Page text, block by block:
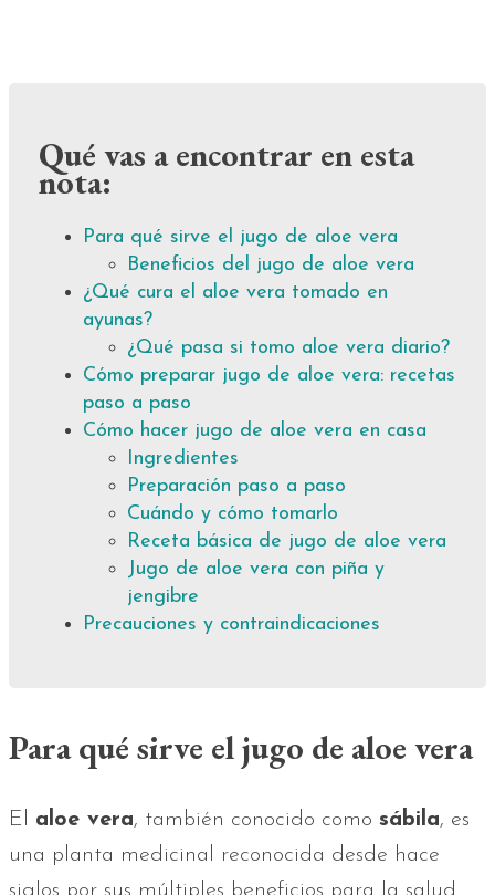
Qué vas a encontrar en esta
nota:
Para qué sirve el jugo de aloe vera
Beneficios del jugo de aloe vera
¿Qué cura el aloe vera tomado en
ayunas?
¿Qué pasa si tomo aloe vera diario?
Cómo preparar jugo de aloe vera: recetas
paso a paso
Cómo hacer jugo de aloe vera en casa
Ingredientes
Preparación paso a paso
Cuándo y cómo tomarlo
Receta básica de jugo de aloe vera
Jugo de aloe vera con piña y
jengibre
Precauciones y contraindicaciones
Para qué sirve el jugo de aloe vera
El aloe vera, también conocido como sábila, es
una planta medicinal reconocida desde hace
siglos por sus múltiples beneficios para la salud.